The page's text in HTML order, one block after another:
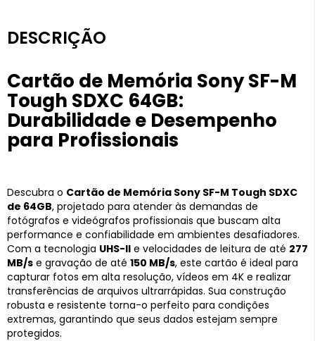
DESCRIÇÃO
Cartão de Memória Sony SF-M
Tough SDXC 64GB:
Durabilidade e Desempenho
para Profissionais
Descubra o Cartão de Memória Sony SF-M Tough SDXC
de 64GB, projetado para atender às demandas de
fotógrafos e videógrafos profissionais que buscam alta
performance e confiabilidade em ambientes desafiadores.
Com a tecnologia UHS-II e velocidades de leitura de até 277
MB/s e gravação de até 150 MB/s, este cartão é ideal para
capturar fotos em alta resolução, vídeos em 4K e realizar
transferências de arquivos ultrarrápidas. Sua construção
robusta e resistente torna-o perfeito para condições
extremas, garantindo que seus dados estejam sempre
protegidos.